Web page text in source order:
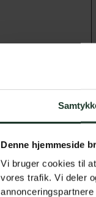
Denne hjemmeside
Vi bruger cookies til
vores trafik. Vi deler